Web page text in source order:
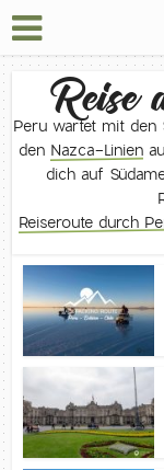
Reise
Peru wartet mit den
den Nazca-Linien
dich auf
Reiseroute durch